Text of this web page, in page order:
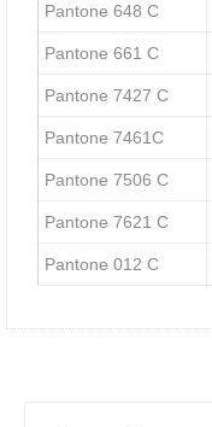
Pantone 648 C
Pantone 661 C
Pantone 7427 C
Pantone 7461C
Pantone 7506 C
Pantone 7621 C
Pantone 012 C